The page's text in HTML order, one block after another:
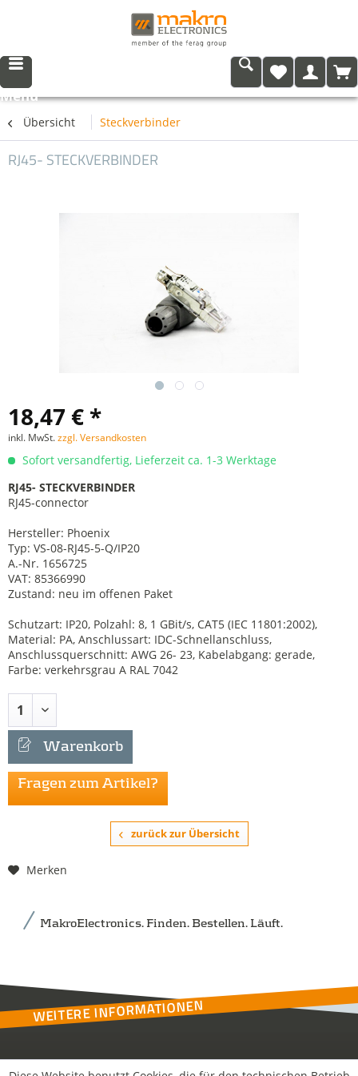
Menü
Übersicht Steckverbinder
RJ45- STECKVERBINDER
18,47 € *
inkl. MwSt.zzgl. Versandkosten
Sofort versandfertig, Lieferzeit ca. 1-3 Werktage
RJ45- STECKVERBINDER
RJ45-connector
Hersteller: Phoenix
Typ: VS-08-RJ45-5-Q/IP20
A.-Nr. 1656725
VAT: 85366990
Zustand: neu im offenen Paket
Schutzart: IP20, Polzahl: 8, 1 GBit/s, CAT5 (IEC 11801:2002),
Material: PA, Anschlussart: IDC-Schnellanschluss,
Anschlussquerschnitt: AWG 26- 23, Kabelabgang: gerade,
Farbe: verkehrsgrau A RAL 7042
Warenkorb
Fragen zum Artikel?
zurück zur Übersicht
Merken
MakroElectronics. Finden. Bestellen. Läuft.
WEITERE INFORMATIONEN
Kontakt